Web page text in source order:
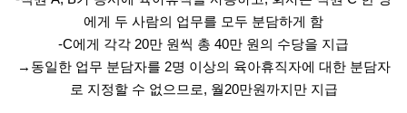
에게 두 사람의 업무를 모두 분담하게 함
-C에게 각각 20만 원씩 총 40만 원의 수당을 지급
→동일한 업무 분담자를 2명 이상의 육아휴직자에 대한 분담자
로 지정할 수 없으므로, 월20만원까지만 지급